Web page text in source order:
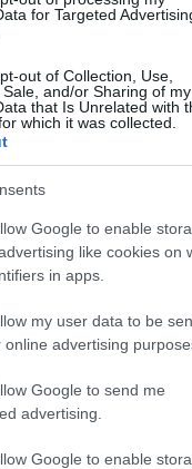
for Targeted
out of Collection, Use,
and/or Sharing of my
that Is Unrelated with
which it was collected.
Google to enable
like cookies on
in apps.
my user data to be
advertising
Google to send me
advertising.
Google to enable
και
του κτηρίου.